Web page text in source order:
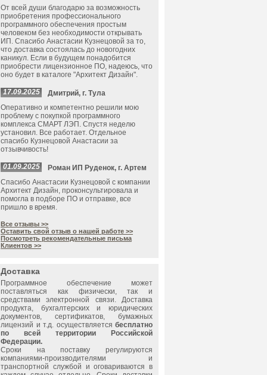
От всей души благодарю за возможность
приобретения профессионального
программного обеспечения простым
человеком без необходимости открывать
ИП. Спасибо Анастасии Кузнецовой за то,
что доставка состоялась до новогодних
каникул. Если в будущем понадобится
приобрести лицензионное ПО, надеюсь, что
оно будет в каталоге "Архитект Дизайн".
17.09.2025
Дмитрий, г. Тула
Оперативно и компетентно решили мою
проблему с покупкой программного
комплекса СМАРТ ЛЭП. Спустя неделю
установил. Все работает. Отдельное
спасибо Кузнецовой Анастасии за
отзывчивость!
01.09.2025
Роман ИП Руденок, г. Артем
Спасибо Анастасии Кузнецовой с компании
Архитект Дизайн, проконсультировала и
помогла в подборе ПО и отправке, все
пришло в время.
Все отзывы >>
Оставить свой отзыв о нашей работе >>
Посмотреть рекомендательные письма
Клиентов >>
Доставка
Программное обеспечение может
поставляться как физически, так и
средствами электронной связи. Доставка
продукта, бухгалтерских и юридических
документов, сертификатов, бумажных
лицензий и т.д. осуществляется бесплатно
по всей территории Российской
Федерации.
Сроки на поставку регулируются
компаниями-производителями и
транспортной службой и оговариваются в